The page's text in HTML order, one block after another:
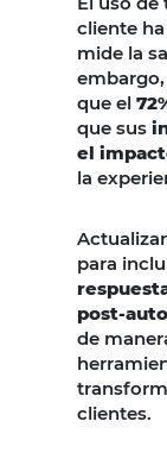
cliente
mide la
que el
que sus
el
la
para
post-
de
clientes.